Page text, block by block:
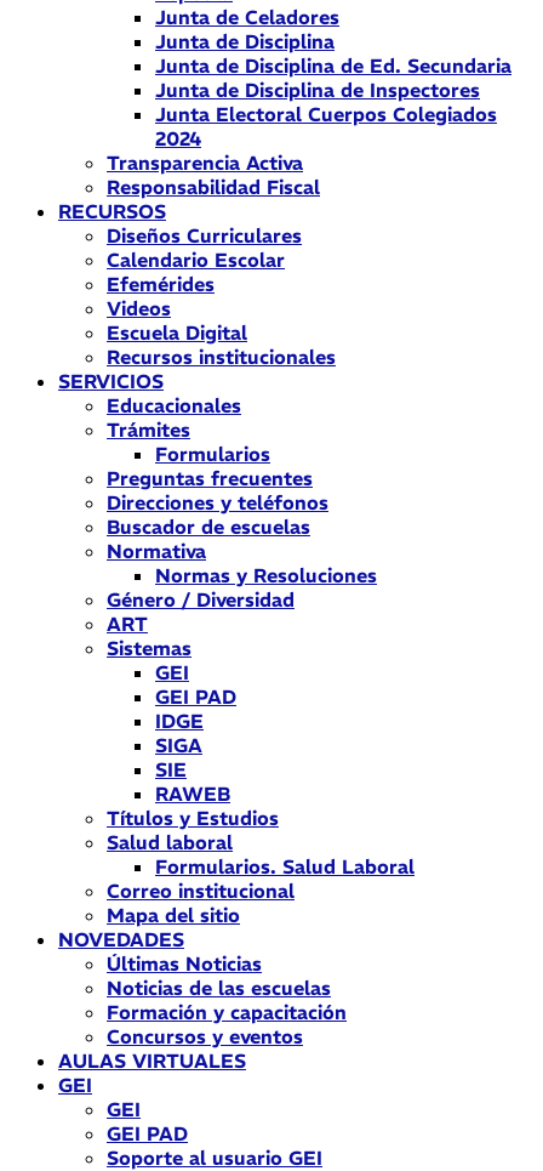
Junta de Celadores
Junta de Disciplina
Junta de Disciplina de Ed. Secundaria
Junta de Disciplina de Inspectores
Junta Electoral Cuerpos Colegiados
2024
Transparencia Activa
Responsabilidad Fiscal
RECURSOS
Diseños Curriculares
Calendario Escolar
Efemérides
Videos
Escuela Digital
Recursos institucionales
SERVICIOS
Educacionales
Trámites
Formularios
Preguntas frecuentes
Direcciones y teléfonos
Buscador de escuelas
Normativa
Normas y Resoluciones
Género / Diversidad
ART
Sistemas
GEI
GEI PAD
IDGE
SIGA
SIE
RAWEB
Títulos y Estudios
Salud laboral
Formularios. Salud Laboral
Correo institucional
Mapa del sitio
NOVEDADES
Últimas Noticias
Noticias de las escuelas
Formación y capacitación
Concursos y eventos
AULAS VIRTUALES
GEI
GEI
GEI PAD
Soporte al usuario GEI